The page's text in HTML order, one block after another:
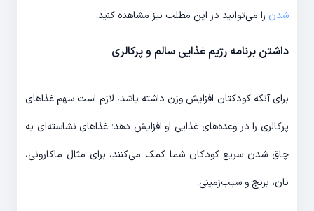
شدن را می‌توانید در این مطلب نیز مشاهده کنید.
داشتن برنامه رژیم غذایی سالم و پرکالری
برای آنکه کودکتان افزایش وزن داشته باشد، لازم است سهم غذاهای
پرکالری را در وعده‌های غذایی او افزایش دهد؛ غذاهای نشاسته‌ای به
چاق شدن سریع کودکان شما کمک می‌کنند، برای مثال ماکارونی،
نان، برنج و سیب‌زمینی.